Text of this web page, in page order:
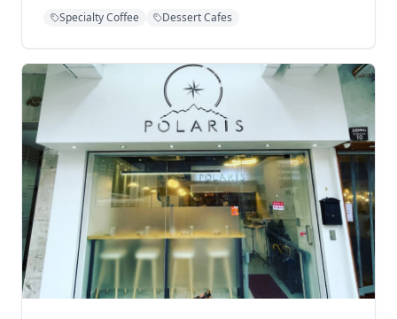
供多種朱古力產品和特色飲品，每一款都經過精心製作，
獨自享受甜點時光，Ramie都能提供完美的體驗，是朱古
力愛好者和咖啡愛好者的完美去處。
Specialty Coffee Dessert Cafes